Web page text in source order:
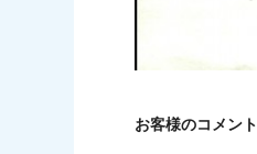
お客様のコメント